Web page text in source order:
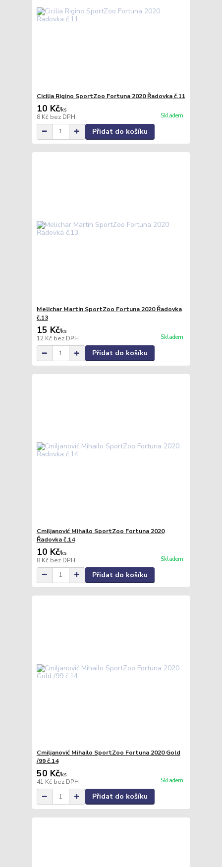
Cicilia Rigino SportZoo Fortuna 2020 Řadovka č.11
10 Kč/ks
8 Kč bez DPH Skladem
Přidat do košíku
Melichar Martin SportZoo Fortuna 2020 Řadovka
č.13
15 Kč/ks
12 Kč bez DPH Skladem
Přidat do košíku
Cmiljanović Mihailo SportZoo Fortuna 2020
Řadovka č.14
10 Kč/ks
8 Kč bez DPH Skladem
Přidat do košíku
Cmiljanović Mihailo SportZoo Fortuna 2020 Gold
/99 č.14
50 Kč/ks
41 Kč bez DPH Skladem
Přidat do košíku